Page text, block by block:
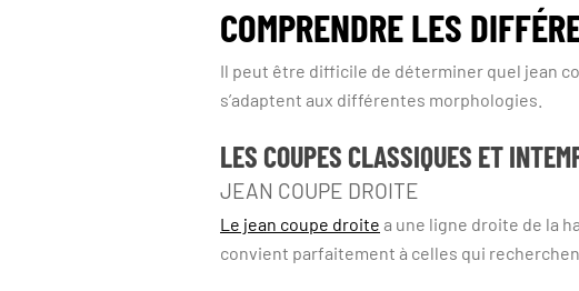
COMPRENDRE LES
Il peut être difficile de déterminer quel jean
s’adaptent aux différentes morphologies.
LES COUPES CLASSIQUES ET
JEAN COUPE DROITE
Le jean coupe droite a une ligne droite de la
convient parfaitement à celles qui